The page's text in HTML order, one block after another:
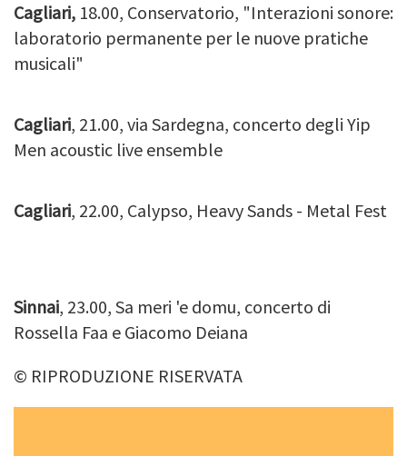
Cagliari, 18.00, Conservatorio, "Interazioni sonore:
laboratorio permanente per le nuove pratiche
musicali"
Cagliari, 21.00, via Sardegna, concerto degli Yip
Men acoustic live ensemble
Cagliari, 22.00, Calypso, Heavy Sands - Metal Fest
Sinnai, 23.00, Sa meri 'e domu, concerto di
Rossella Faa e Giacomo Deiana
© RIPRODUZIONE RISERVATA